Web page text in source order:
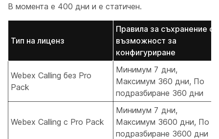
В момента е 400 дни и е статичен.
Тип на лиценз
Правила за съхранение с
възможност за
конфигуриране
Webex Calling без Pro
Pack
Минимум 7 дни,
Максимум 360 дни, По
подразбиране 360 дни
Webex Calling с Pro Pack
Минимум 7 дни,
Максимум 3600 дни, По
подразбиране 3600 дни